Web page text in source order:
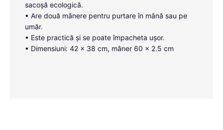
sacoșă ecologică.
• Are două mănere pentru purtare în mână sau pe
umăr.
• Este practică și se poate împacheta ușor.
• Dimensiuni: 42 x 38 cm, mâner 60 x 2.5 cm